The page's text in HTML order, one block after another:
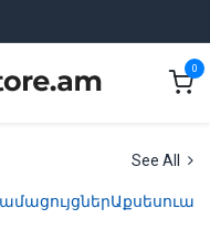
0
See All